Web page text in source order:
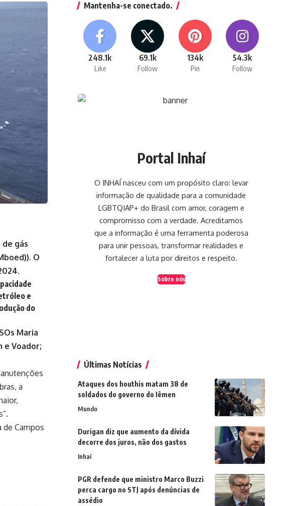
gás
O
.
e
do
Maria
e Voador;
a
de Campos
Mantenha-se conectado.
248.1k
Like
69.1k
Follow
134k
Pin
54.3k
Follow
Portal Inhaí
O INHAÍ nasceu com um propósito claro: levar
informação de qualidade para a comunidade
LGBTQIAP+ do Brasil com amor, coragem e
compromisso com a verdade. Acreditamos
que a informação é uma ferramenta poderosa
para unir pessoas, transformar realidades e
fortalecer a luta por direitos e respeito.
Sobre nós
Últimas Notícias
Ataques dos houthis matam 38 de
soldados do governo do Iêmen
Mundo
Durigan diz que aumento da dívida
decorre dos juros, não dos gastos
Inhaí
PGR defende que ministro Marco Buzzi
perca cargo no STJ após denúncias de
assédio